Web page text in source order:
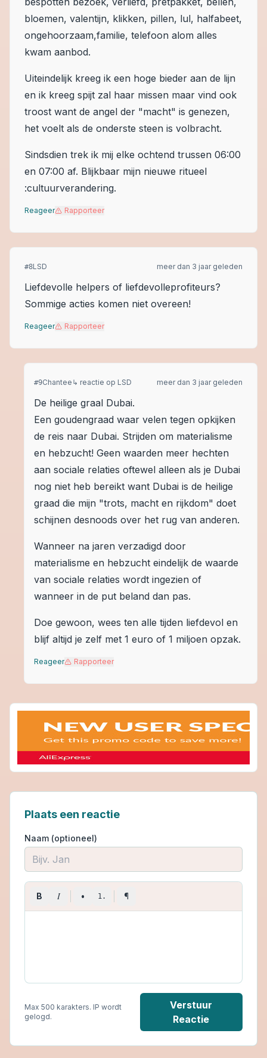
bloemen, valentijn, klikken, pillen, lul, halfabeet,
ongehoorzaam,familie, telefoon alom alles
kwam aanbod.
Uiteindelijk kreeg ik een hoge bieder aan de lijn
en ik kreeg spijt zal haar missen maar vind ook
troost want de angel der "macht" is genezen,
het voelt als de onderste steen is volbracht.
Sindsdien trek ik mij elke ochtend trussen 06:00
en 07:00 af. Blijkbaar mijn nieuwe ritueel
:cultuurverandering.
Reageer Rapporteer
#8LSD meer dan 3 jaar geleden
Liefdevolle helpers of liefdevolleprofiteurs?
Sommige acties komen niet overeen!
Reageer Rapporteer
#9Chantee ↳ reactie op LSD meer dan 3 jaar geleden
De heilige graal Dubai.
Een goudengraad waar velen tegen opkijken
de reis naar Dubai. Strijden om materialisme
en hebzucht! Geen waarden meer hechten
aan sociale relaties oftewel alleen als je Dubai
nog niet heb bereikt want Dubai is de heilige
graad die mijn "trots, macht en rijkdom" doet
schijnen desnoods over het rug van anderen.
Wanneer na jaren verzadigd door
materialisme en hebzucht eindelijk de waarde
van sociale relaties wordt ingezien of
wanneer in de put beland dan pas.
Doe gewoon, wees ten alle tijden liefdevol en
blijf altijd je zelf met 1 euro of 1 miljoen opzak.
Reageer Rapporteer
Plaats een reactie
Naam (optioneel)
B I • 1. ¶
Max 500 karakters. IP wordt
gelogd.
Verstuur
Reactie